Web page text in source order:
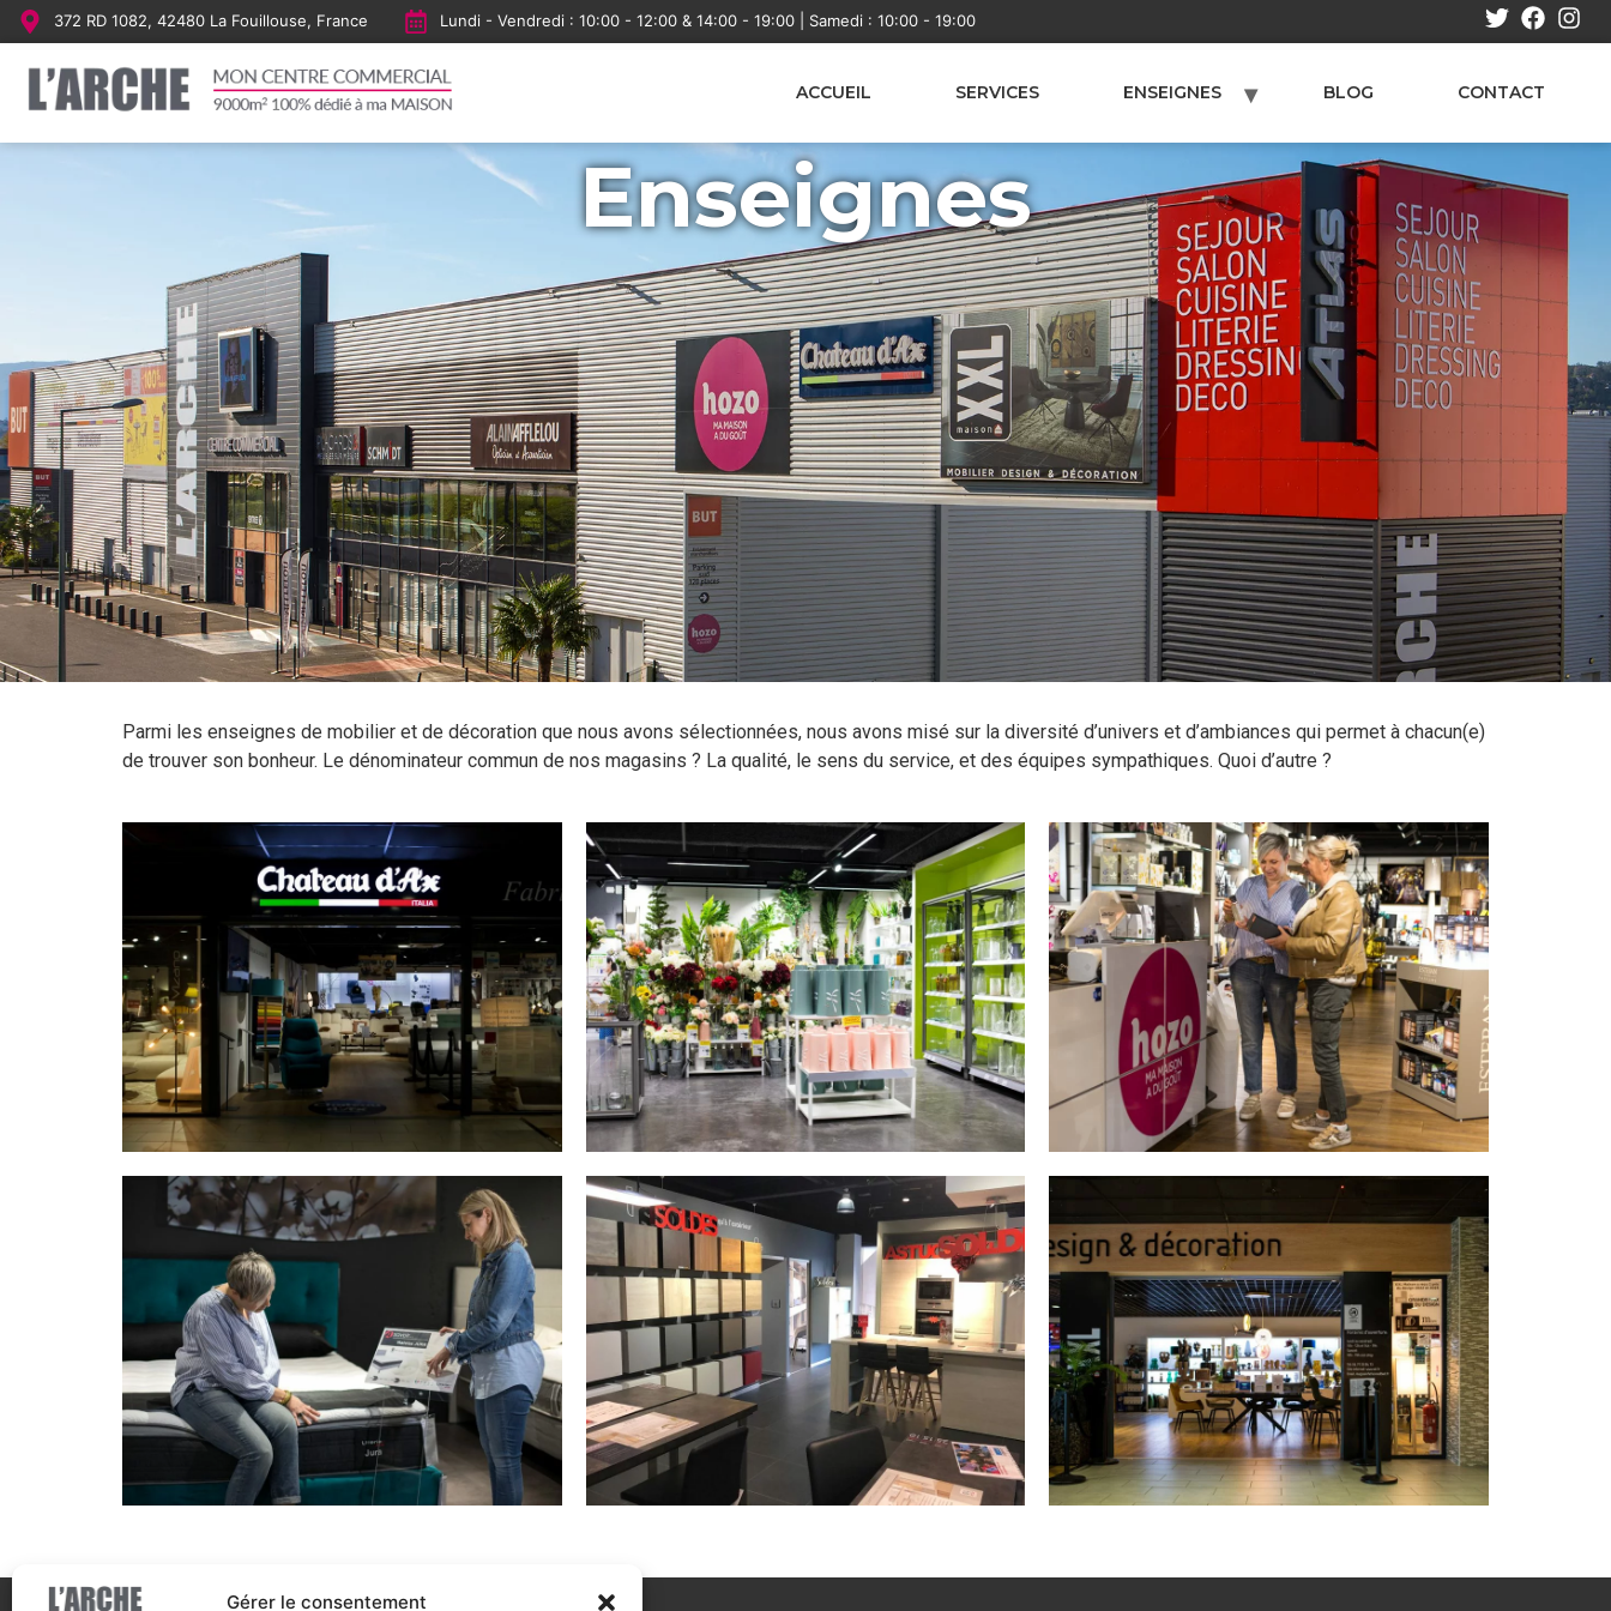
Gérer le consentement
372 RD 1082, 42480 La Fouillouse, France Lundi - Vendredi : 10:00 - 12:00 & 14:00 - 19:00 | Samedi : 10:00 - 19:00
ACCUEIL SERVICES ENSEIGNES BLOG CONTACT
Enseignes
Parmi les enseignes de mobilier et de décoration que nous avons sélectionnées, nous avons misé sur la diversité d’univers et d’ambiances qui permet à chacun(e)
de trouver son bonheur. Le dénominateur commun de nos magasins ? La qualité, le sens du service, et des équipes sympathiques. Quoi d’autre ?